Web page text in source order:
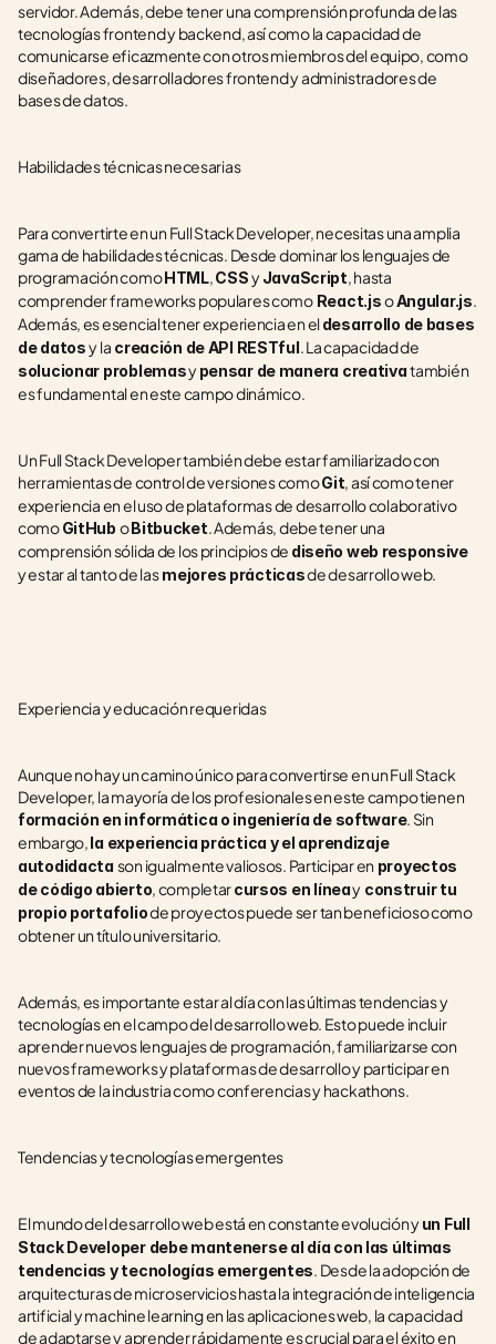
servidor. Además, debe tener una comprensión profunda de las
tecnologías frontend y backend, así como la capacidad de
comunicarse eficazmente con otros miembros del equipo, como
diseñadores, desarrolladores frontend y administradores de
bases de datos.
Habilidades técnicas necesarias
Para convertirte en un Full Stack Developer, necesitas una amplia
gama de habilidades técnicas. Desde dominar los lenguajes de
programación como HTML, CSS y JavaScript, hasta
comprender frameworks populares como React.js o Angular.js.
Además, es esencial tener experiencia en el desarrollo de bases
de datos y la creación de API RESTful. La capacidad de
solucionar problemas y pensar de manera creativa también
es fundamental en este campo dinámico.
Un Full Stack Developer también debe estar familiarizado con
herramientas de control de versiones como Git, así como tener
experiencia en el uso de plataformas de desarrollo colaborativo
como GitHub o Bitbucket. Además, debe tener una
comprensión sólida de los principios de
diseño web responsive
y estar al tanto de las mejores prácticas de desarrollo web.
Experiencia y educación requeridas
Aunque no hay un camino único para convertirse en un Full Stack
formación en informática o ingeniería de software. Sin
embargo, la experiencia práctica y el aprendizaje
autodidacta son igualmente valiosos. Participar en proyectos
de código abierto, completar cursos en línea y construir tu
propio portafolio de proyectos puede ser tan beneficioso como
obtener un título universitario.
Además, es importante estar al día con las últimas tendencias y
tecnologías en el campo del desarrollo web. Esto puede incluir
aprender nuevos lenguajes de programación, familiarizarse con
nuevos frameworks y plataformas de desarrollo y participar en
eventos de la industria como conferencias y hackathons.
Tendencias y tecnologías emergentes
El mundo del desarrollo web está en constante evolución y un Full
Stack Developer debe mantenerse al día con las últimas
tendencias y tecnologías emergentes. Desde la adopción de
arquitecturas de microservicios hasta la integración de inteligencia
artificial y machine learning en las aplicaciones web, la capacidad
de adaptarse y aprender rápidamente es crucial para el éxito en